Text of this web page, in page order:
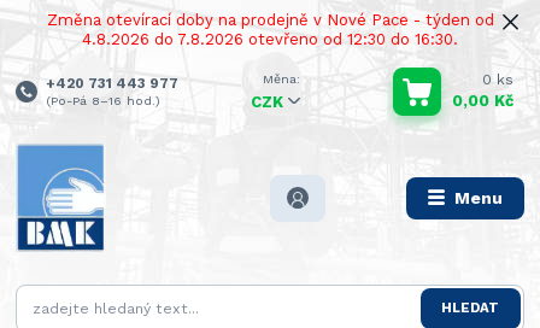
Změna otevírací doby na prodejně v Nové Pace - týden od
4.8.2026 do 7.8.2026 otevřeno od 12:30 do 16:30.
Menu
CZK
HLEDAT
+420 731 443 977
(Po-Pá 8–16 hod.)
0 ks
0,00 Kč